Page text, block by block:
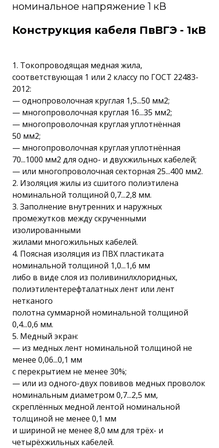
номинальное напряжение 1 кВ
Конструкция кабеля ПвВГЭ - 1кВ
1. Токопроводящая медная жила,
соответствующая 1 или 2 классу по ГОСТ 22483-
2012:
— однопроволочная круглая 1,5...50 мм2;
— многопроволочная круглая 16...35 мм2;
— многопроволочная круглая уплотнённая
50 мм2;
— многопроволочная круглая уплотнённая
70...1000 мм2 для одно- и двухжильных кабелей;
— или многопроволочная секторная 25...400 мм2.
2. Изоляция жилы из сшитого полиэтилена
номинальной толщиной 0,7...2,8 мм.
3. Заполнение внутренних и наружных
промежутков между скрученными
изолированными
жилами многожильных кабелей.
4. Поясная изоляция из ПВХ пластиката
номинальной толщиной 1,0...1,6 мм
либо в виде слоя из поливинилхлоридных,
полиэтилентерефталатных лент или лент
нетканого
полотна суммарной номинальной толщиной
0,4...0,6 мм.
5. Медный экран:
— из медных лент номинальной толщиной не
менее 0,06...0,1 мм
с перекрытием не менее 30%;
— или из одного-двух повивов медных проволок
номинальным диаметром 0,7...2,5 мм,
скреплённых медной лентой номинальной
толщиной не менее 0,1 мм
и шириной не менее 8,0 мм для трёх- и
четырёхжильных кабелей.